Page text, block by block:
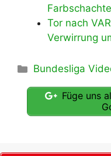
Tor nach
Verwirrung
Kategorien
Bundesliga
Füge uns